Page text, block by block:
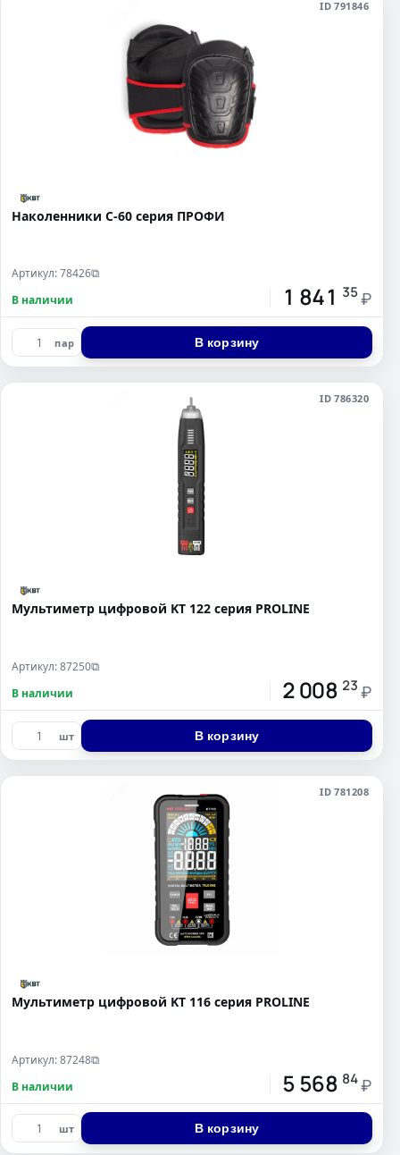
ID 791846
Наколенники С-60 серия ПРОФИ
Артикул: 78426⧉
В наличии 1 841 35 ₽
пар В корзину
ID 786320
Мультиметр цифровой KT 122 серия PROLINE
Артикул: 87250⧉
В наличии 2 008 23 ₽
шт В корзину
ID 781208
Мультиметр цифровой KT 116 серия PROLINE
Артикул: 87248⧉
В наличии 5 568 84 ₽
шт В корзину